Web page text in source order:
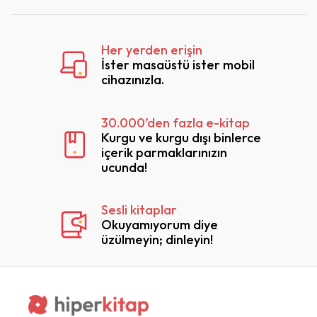
Her yerden erişin
İster masaüstü ister mobil
cihazınızla.
30.000’den fazla e-kitap
Kurgu ve kurgu dışı binlerce
içerik parmaklarınızın
ucunda!
Sesli kitaplar
Okuyamıyorum diye
üzülmeyin; dinleyin!